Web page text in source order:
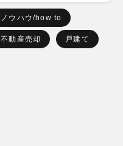
ノウハウ/how to
不動産売却 戸建て